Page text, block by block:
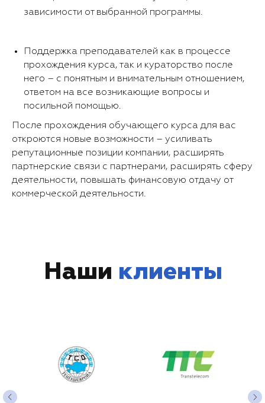
зависимости от выбранной программы.
Поддержка преподавателей как в процессе
прохождения курса, так и кураторство после
него – с понятным и внимательным отношением,
ответом на все возникающие вопросы и
посильной помощью.
После прохождения обучающего курса для вас
откроются новые возможности – усиливать
репутационные позиции компании, расширять
партнерские связи с партнерами, расширять сферу
деятельности, повышать финансовую отдачу от
коммерческой деятельности.
Наши клиенты